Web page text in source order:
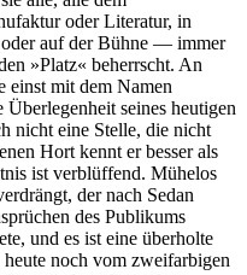
oder Literatur, in
auf der Bühne — immer
»Platz« beherrscht. An
einst mit dem Namen
seines heutigen
nicht eine Stelle, die nicht
Hort kennt er besser als
ist verblüffend. Mühelos
der nach Sedan
des Publikums
und es ist eine überholte
noch vom zweifarbigen